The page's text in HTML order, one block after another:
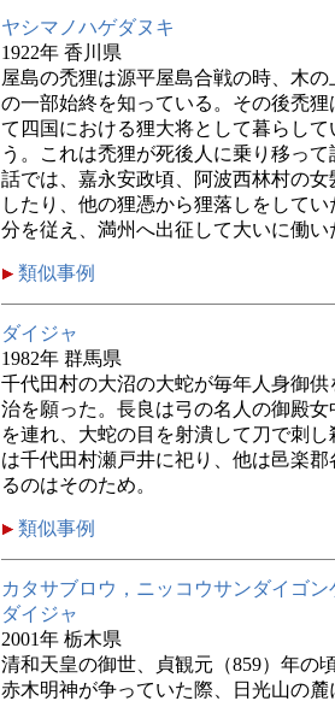
ヤシマノハゲダヌキ
1922年 香川県
屋島の禿狸は源平屋島合戦の時、木
の一部始終を知っている。その後禿
て四国における狸大将として暮らし
う。これは禿狸が死後人に乗り移っ
話では、嘉永安政頃、阿波西林村の
したり、他の狸憑から狸落しをして
分を従え、満州へ出征して大いに働い
類似事例
ダイジャ
1982年 群馬県
千代田村の大沼の大蛇が毎年人身御
治を願った。長良は弓の名人の御殿女
を連れ、大蛇の目を射潰して刀で刺
は千代田村瀬戸井に祀り、他は邑楽
るのはそのため。
類似事例
カタサブロウ，ニッコウサンダイゴ
ダイジャ
2001年 栃木県
清和天皇の御世、貞観元（859）年の
赤木明神が争っていた際、日光山の